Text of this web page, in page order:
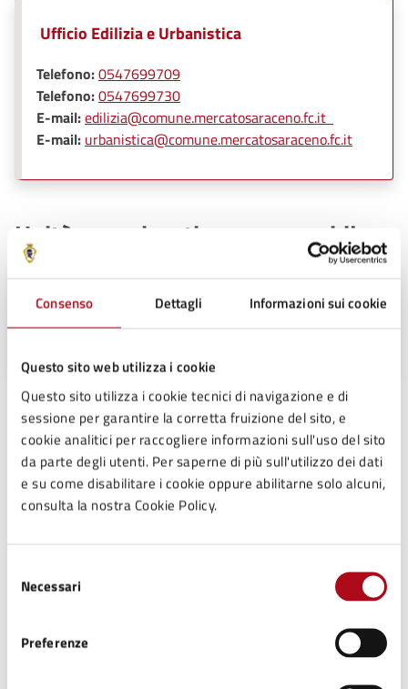
Consenso Dettagli Informazioni sui cookie
Questo sito web utilizza i cookie
Questo sito utilizza i cookie tecnici di navigazione e di
sessione per garantire la corretta fruizione del sito, e
cookie analitici per raccogliere informazioni sull'uso del sito
da parte degli utenti. Per saperne di più sull'utilizzo dei dati
e su come disabilitare i cookie oppure abilitarne solo alcuni,
consulta la nostra Cookie Policy.
delNecessari
Preferenze
Ufficio Edilizia e Urbanistica
Telefono:0547699709
Telefono:0547699730
E-mail:edilizia@comune.mercatosaraceno.fc.it
E-mail: urbanistica@comune.mercatosaraceno.fc.it
Unità organizzativa responsabile
Settore Sviluppo e Gestione del
Territorio
Argomenti:
Edilizia e urbanistica
Ufficio Edilizia privata e Urbanistica
Piazza Mazzini, 50 Mercato Saraceno 47025 (FC)
Mercoledì 8.30 - 13.00 (previo appuntamento)